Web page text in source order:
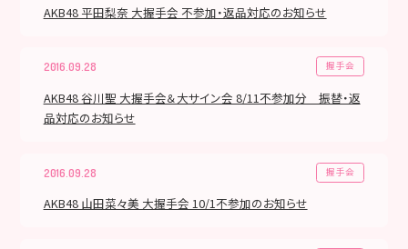
AKB48 平田梨奈 大握手会 不参加・返品対応のお知らせ
2016.09.28 握手会
AKB48 谷川聖 大握手会＆大サイン会 8/11不参加分 振替・返
品対応のお知らせ
2016.09.28 握手会
AKB48 山田菜々美 大握手会 10/1不参加のお知らせ